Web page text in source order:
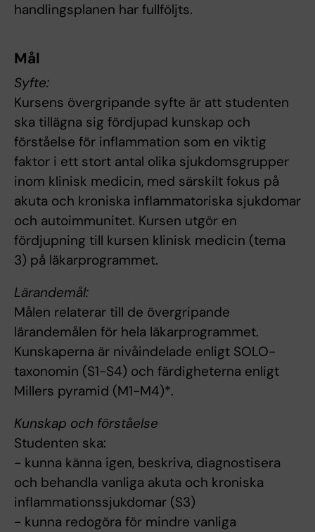
handlingsplanen har fullföljts.
Mål
Syfte:
Kursens övergripande syfte är att studenten
ska tillägna sig fördjupad kunskap och
förståelse för inflammation som en viktig
faktor i ett stort antal olika sjukdomsgrupper
inom klinisk medicin, med särskilt fokus på
akuta och kroniska inflammatoriska sjukdomar
och autoimmunitet. Kursen utgör en
fördjupning till kursen klinisk medicin (tema
3) på läkarprogrammet.
Lärandemål:
Målen relaterar till de övergripande
lärandemålen för hela läkarprogrammet.
Kunskaperna är nivåindelade enligt SOLO-
taxonomin (S1-S4) och färdigheterna enligt
Millers pyramid (M1-M4)*.
Kunskap och förståelse
Studenten ska:
- kunna känna igen, beskriva, diagnostisera
och behandla vanliga akuta och kroniska
inflammationssjukdomar (S3)
- kunna redogöra för mindre vanliga